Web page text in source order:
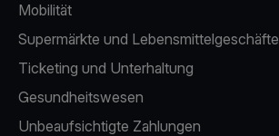
Mobilität
Supermärkte und Lebensmittelgeschäfte
Ticketing und Unterhaltung
Gesundheitswesen
Unbeaufsichtigte Zahlungen